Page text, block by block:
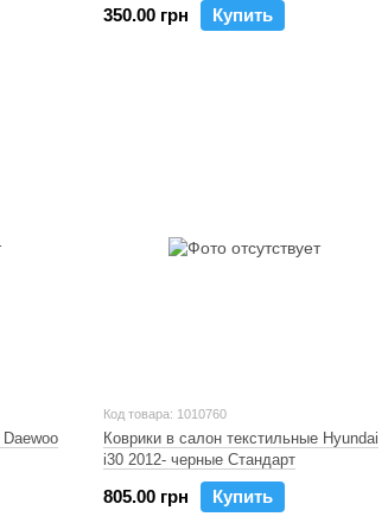
350.00 грн Купить
Код товара: 1010760
Коврики в салон текстильные Hyundai
i30 2012- черные Стандарт
805.00 грн Купить